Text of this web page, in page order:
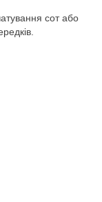
сот або